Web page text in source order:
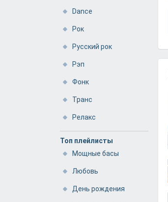
Dance
Рок
Русский рок
Рэп
Фонк
Транс
Релакс
Топ плейлисты
Мощные басы
Любовь
День рождения